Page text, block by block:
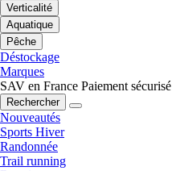
Verticalité
Aquatique
Pêche
Déstockage
Marques
SAV en France Paiement sécurisé
Rechercher
Nouveautés
Sports Hiver
Randonnée
Trail running